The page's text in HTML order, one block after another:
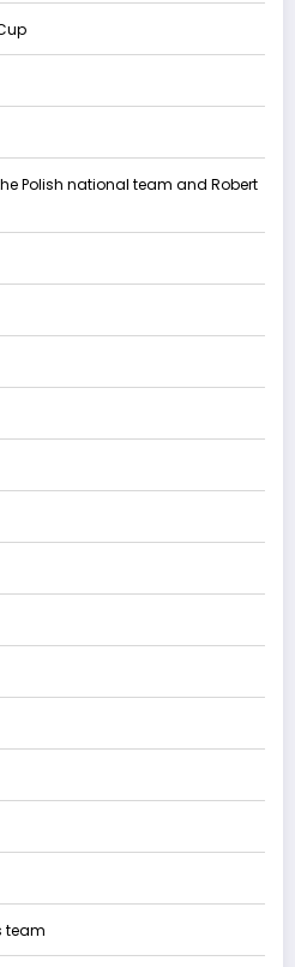
Polish national team and Robert
team